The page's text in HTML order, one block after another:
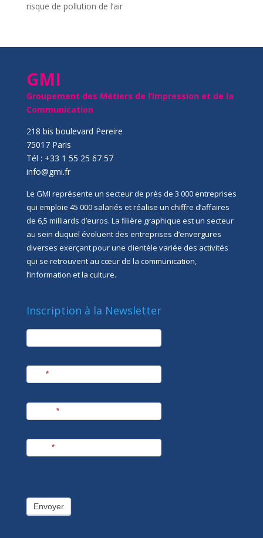
risque de pollution de l’air
GMI
Groupement des Métiers de l’Impression et de la
Communication
218 bis boulevard Pereire
75017 Paris
Tél : +33 1 55 25 67 57
info@gmi.fr
Le GMI représente un secteur de près de 3 000 entreprises
qui emploie 45 000 salariés et réalise un chiffre d’affaires
de 6,5 milliards d’euros. La filière graphique est un secteur
au sein duquel évoluent des entreprises d’envergures
diverses exerçant pour une clientèle variée des activités
qui se retrouvent au cœur de la communication,
l’information et la culture.
Inscription à la Newsletter
newsletter
*
*
*
Envoyer